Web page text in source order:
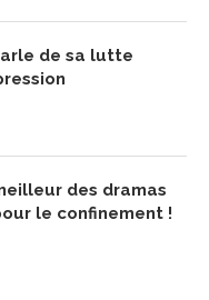
de sa lutte
des dramas
le confinement !